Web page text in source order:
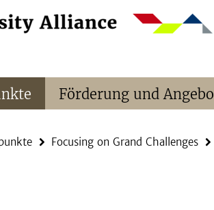
Förderung und
Focusing on Grand Challenges